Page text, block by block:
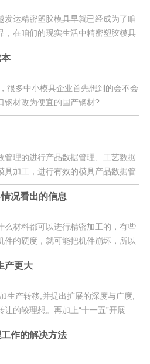
发达精密塑胶模具早就已经成为了咱
，在咱们的现实生活中精密塑胶模具
很多中小模具企业首先想到的会不会
钢材改为便宜的国产钢材?
管理的进行产品数据管理、工艺数据
具加工，进行有效的模具产品数据管
况看出的信息
么材料都可以进行精密加工的，有些
件的硬度，就可能把机件崩坏，所以
产更大
生产转移,并提出扩展的深度与广度,
的较理想。再加上“十一五”开展
作的解决方法